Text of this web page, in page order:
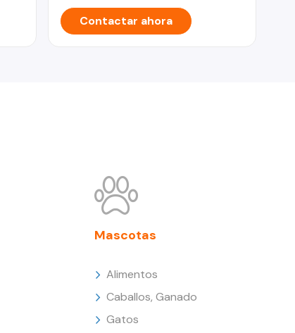
Contactar ahora
Mascotas
Alimentos
Caballos, Ganado
Gatos